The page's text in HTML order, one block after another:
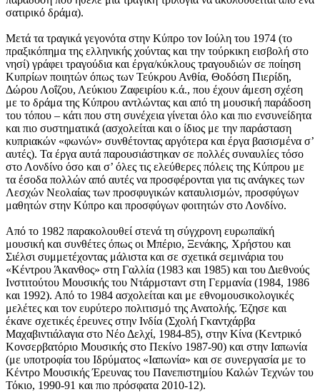
σατιρικό δράμα).
Μετά τα τραγικά γεγονότα στην Κύπρο τον Ιούλη του 1974 (το
πραξικόπημα της ελληνικής χούντας και την τούρκικη εισβολή στο
νησί) γράφει τραγούδια και έργα/κύκλους τραγουδιών σε ποίηση
Κυπρίων ποιητών όπως των Τεύκρου Ανθία, Θοδόση Πιερίδη,
Δώρου Λοΐζου, Λεύκιου Ζαφειρίου κ.ά., που έχουν άμεση σχέση
με το δράμα της Κύπρου αντλώντας και από τη μουσική παράδοση
του τόπου – κάτι που στη συνέχεια γίνεται όλο και πιο ενσυνείδητα
και πιο συστηματικά (ασχολείται και ο ίδιος με την παράσταση
κυπριακών «φωνών» συνθέτοντας αργότερα και έργα βασισμένα σ’
αυτές). Τα έργα αυτά παρουσιάστηκαν σε πολλές συναυλίες τόσο
στο Λονδίνο όσο και σ’ όλες τις ελεύθερες πόλεις της Κύπρου με
τα έσοδα πολλών από αυτές να προσφέρονται για τις ανάγκες των
Λεσχών Νεολαίας των προσφυγικών καταυλισμών, προσφύγων
μαθητών στην Κύπρο και προσφύγων φοιτητών στο Λονδίνο.
Από το 1982 παρακολουθεί στενά τη σύγχρονη ευρωπαϊκή
μουσική και συνθέτες όπως οι Μπέριο, Ξενάκης, Χρήστου και
Σιέλσι συμμετέχοντας μάλιστα και σε σχετικά σεμινάρια του
«Κέντρου Άκανθος» στη Γαλλία (1983 και 1985) και του Διεθνούς
Ινστιτούτου Μουσικής του Ντάρμσταντ στη Γερμανία (1984, 1986
και 1992). Από το 1984 ασχολείται και με εθνομουσικολογικές
μελέτες και τον ευρύτερο πολιτισμό της Ανατολής. Έζησε και
έκανε σχετικές έρευνες στην Ινδία (Σχολή Γκαντχάρβα
Μαχαβιντιάλαγια στο Νέο Δελχί, 1984-85), στην Κίνα (Κεντρικό
Κονσερβατόριο Μουσικής στο Πεκίνο 1987-90) και στην Ιαπωνία
(με υποτροφία του Ιδρύματος «Ιαπωνία» και σε συνεργασία με το
Κέντρο Μουσικής Έρευνας του Πανεπιστημίου Καλών Τεχνών του
Τόκιο, 1990-91 και πιο πρόσφατα 2010-12).